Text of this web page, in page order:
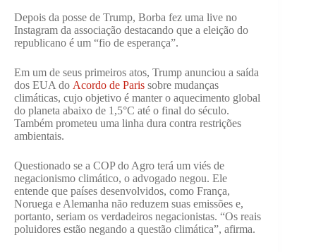
Depois da posse de Trump, Borba fez uma live no
Instagram da associação destacando que a eleição do
republicano é um “fio de esperança”.
Em um de seus primeiros atos, Trump anunciou a saída
dos EUA do Acordo de Paris sobre mudanças
climáticas, cujo objetivo é manter o aquecimento global
do planeta abaixo de 1,5°C até o final do século.
Também prometeu uma linha dura contra restrições
ambientais.
Questionado se a COP do Agro terá um viés de
negacionismo climático, o advogado negou. Ele
entende que países desenvolvidos, como França,
Noruega e Alemanha não reduzem suas emissões e,
portanto, seriam os verdadeiros negacionistas. “Os reais
poluidores estão negando a questão climática”, afirma.